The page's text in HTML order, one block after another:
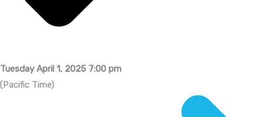
Tuesday April 1, 2025 7:00 pm
(Pacific Time)